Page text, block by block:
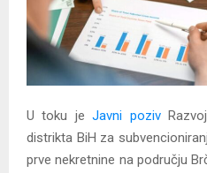
U toku jeJavni poziv
distrikta BiH za
prve nekretnine na području